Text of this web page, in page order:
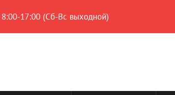
8:00-17:00 (Сб-Вс выходной)